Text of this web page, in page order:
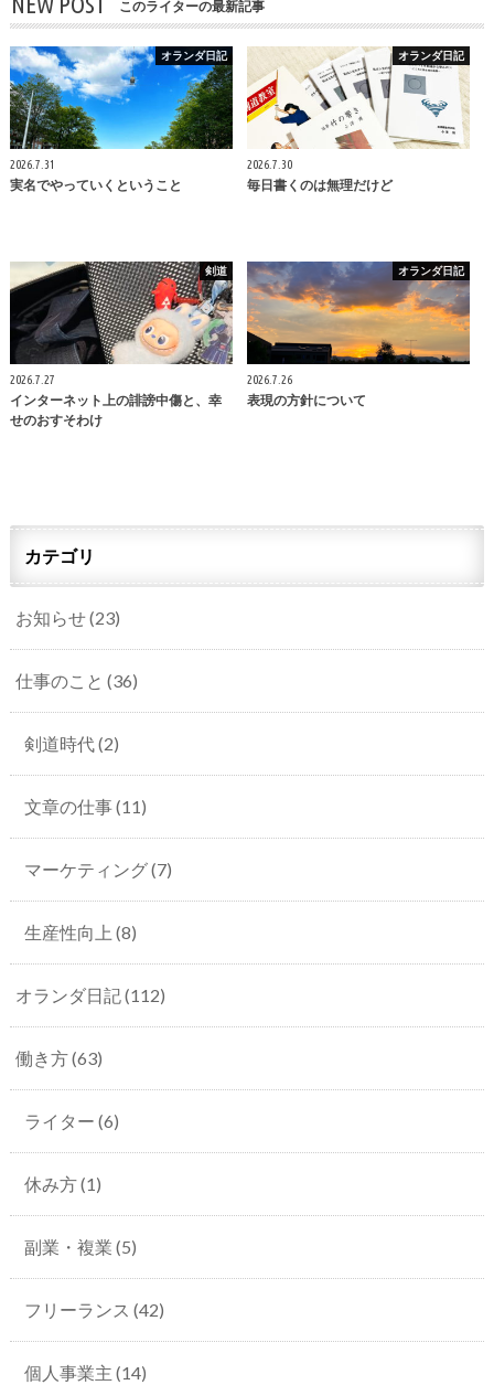
このライターの最新記事
オランダ日記
2026.7.31
実名でやっていくということ
オランダ日記
2026.7.30
毎日書くのは無理だけど
剣道
2026.7.27
インターネット上の誹謗中傷と、幸
せのおすそわけ
オランダ日記
2026.7.26
表現の方針について
カテゴリ
お知らせ(23)
仕事のこと (36)
剣道時代(2)
文章の仕事(11)
マーケティング(7)
生産性向上 (8)
オランダ日記(112)
働き方(63)
ライター (6)
休み方(1)
副業・複業 (5)
フリーランス (42)
個人事業主 (14)